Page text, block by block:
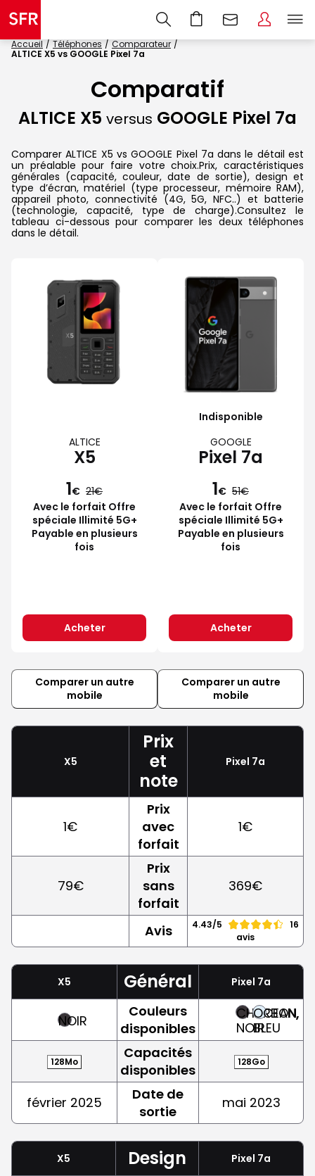
Accueil Téléphones
Comparateur
ALTICE X5 vs GOOGLE Pixel 7a
Comparatif
ALTICE X5 versus GOOGLE Pixel 7a
Comparer ALTICE X5 vs GOOGLE Pixel 7a dans le détail est
un préalable pour faire votre choix.Prix, caractéristiques
générales (capacité, couleur, date de sortie), design et
type d’écran, matériel (type processeur, mémoire RAM),
appareil photo, connectivité (4G, 5G, NFC..) et batterie
(technologie, capacité, type de charge).Consultez le
tableau ci-dessous pour comparer les deux téléphones
dans le détail.
ALTICE
X5
1€ 21
Avec le forfait Offre
spéciale Illimité 5G+
Payable en plusieurs
fois
Acheter
Indisponible
GOOGLE
Pixel 7a
1€ 51
Avec le forfait Offre
spéciale Illimité 5G+
Payable en plusieurs
fois
Acheter
Comparer un autre
mobile
Comparer un autre
mobile
X5
Prix
et
note
Pixel 7a
1€
Prix
avec
forfait
1€
79€
Prix
sans
forfait
369€
Avis 4.43/5
16
avis
X5 Général Pixel 7a
NOIR
Couleurs
disponibles
CHARBON,
NOIR
OCEAN,
BLEU
128Mo
Capacités
disponibles
128Go
février 2025
Date de
sortie
mai 2023
X5 Design Pixel 7a